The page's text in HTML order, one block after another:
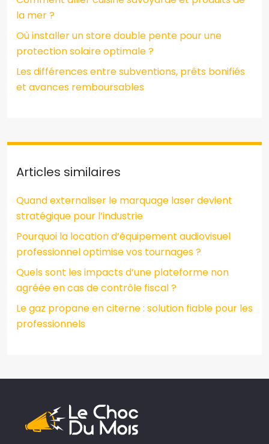
la mer ?
Où installer un store double pente pour une
protection solaire optimale ?
Les différences entre subventions, prêts bonifiés
et avances remboursables
Articles similaires
Quand externaliser le marquage laser devient
stratégique pour l’industrie
Pourquoi la location d’équipement audiovisuel
professionnel optimise vos tournages ?
Quels sont les impacts d’une plateforme non
agréée en cas de contrôle fiscal ?
Le gaz propane en citerne : solution fiable pour les
professionnels